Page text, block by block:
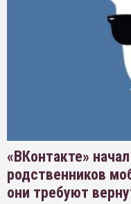
«ВКонтакте»
родственников
они требуют